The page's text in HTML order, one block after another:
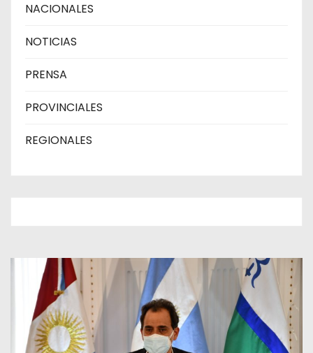
NACIONALES
NOTICIAS
PRENSA
PROVINCIALES
REGIONALES